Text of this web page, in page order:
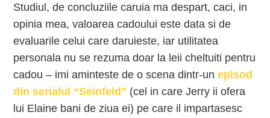
Studiul, de concluziile caruia ma despart, caci, in
opinia mea, valoarea cadoului este data si de
evaluarile celui care daruieste, iar utilitatea
personala nu se rezuma doar la leii cheltuiti pentru
cadou – imi aminteste de o scena dintr-unepisod
din serialul “Seinfeld” (cel in care Jerry ii ofera
lui Elaine bani de ziua ei) pe care il impartasesc